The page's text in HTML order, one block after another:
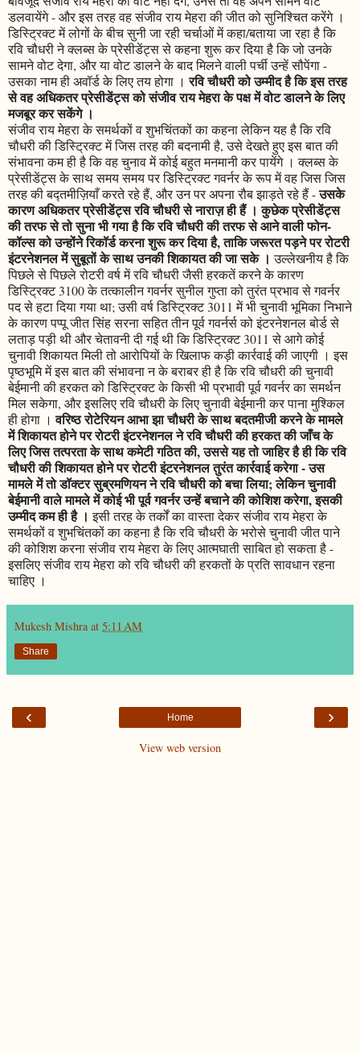
डलवायेंगे - और इस तरह वह संजीव राय मेहरा की जीत को सुनिश्चित करेंगे ।
डिस्ट्रिक्ट में लोगों के बीच सुनी जा रही चर्चाओं में कहा/बताया जा रहा है कि
रवि चौधरी ने क्लब्स के प्रेसीडेंट्स से कहना शुरू कर दिया है कि जो उनके
सामने वोट देगा, और या वोट डालने के बाद मिलने वाली पर्ची उन्हें सौपेंगा -
उसका नाम ही अवॉर्ड के लिए तय होगा ।रवि चौधरी को उम्मीद है कि इस तरह
से वह अधिकतर प्रेसीडेंट्स को संजीव राय मेहरा के पक्ष में वोट डालने के लिए
मजबूर कर सकेंगे ।
संजीव राय मेहरा के समर्थकों व शुभचिंतकों का कहना लेकिन यह है कि रवि
चौधरी की डिस्ट्रिक्ट में जिस तरह की बदनामी है, उसे देखते हुए इस बात की
संभावना कम ही है कि वह चुनाव में कोई बहुत मनमानी कर पायेंगे । क्लब्स के
प्रेसीडेंट्स के साथ समय समय पर डिस्ट्रिक्ट गवर्नर के रूप में वह जिस जिस
तरह की बद्तमीज़ियाँ करते रहे हैं, और उन पर अपना रौब झाड़ते रहे हैं -उसके
कारण अधिकतर प्रेसीडेंट्स रवि चौधरी से नाराज़ ही हैं । कुछेक प्रेसीडेंट्स
की तरफ से तो सुना भी गया है कि रवि चौधरी की तरफ से आने वाली फोन-
कॉल्स को उन्होंने रिकॉर्ड करना शुरू कर दिया है, ताकि जरूरत पड़ने पर रोटरी
इंटरनेशनल में सुबूतों के साथ उनकी शिकायत की जा सके । उल्लेखनीय है कि
पिछले से पिछले रोटरी वर्ष में रवि चौधरी जैसी हरकतें करने के कारण
डिस्ट्रिक्ट 3100 के तत्कालीन गवर्नर सुनील गुप्ता को तुरंत प्रभाव से गवर्नर
पद से हटा दिया गया था; उसी वर्ष डिस्ट्रिक्ट 3011 में भी चुनावी भूमिका निभाने
के कारण पप्पू जीत सिंह सरना सहित तीन पूर्व गवर्नर्स को इंटरनेशनल बोर्ड से
लताड़ पड़ी थी और चेतावनी दी गई थी कि डिस्ट्रिक्ट 3011 से आगे कोई
चुनावी शिकायत मिली तो आरोपियों के खिलाफ कड़ी कार्रवाई की जाएगी । इस
पृष्ठभूमि में इस बात की संभावना न के बराबर ही है कि रवि चौधरी की चुनावी
बेईमानी की हरकत को डिस्ट्रिक्ट के किसी भी प्रभावी पूर्व गवर्नर का समर्थन
मिल सकेगा, और इसलिए रवि चौधरी के लिए चुनावी बेईमानी कर पाना मुश्किल
ही होगा ।वरिष्ठ रोटेरियन आभा झा चौधरी के साथ बदतमीजी करने के मामले
में शिकायत होने पर रोटरी इंटरनेशनल ने रवि चौधरी की हरकत की जाँच के
लिए जिस तत्परता के साथ कमेटी गठित की, उससे यह तो जाहिर है ही कि रवि
चौधरी की शिकायत होने पर रोटरी इंटरनेशनल तुरंत कार्रवाई करेगा - उस
मामले में तो डॉक्टर सुब्रमणियन ने रवि चौधरी को बचा लिया; लेकिन चुनावी
बेईमानी वाले मामले में कोई भी पूर्व गवर्नर उन्हें बचाने की कोशिश करेगा, इसकी
उम्मीद कम ही है । इसी तरह के तर्कों का वास्ता देकर संजीव राय मेहरा के
समर्थकों व शुभचिंतकों का कहना है कि रवि चौधरी के भरोसे चुनावी जीत पाने
की कोशिश करना संजीव राय मेहरा के लिए आत्मघाती साबित हो सकता है -
इसलिए संजीव राय मेहरा को रवि चौधरी की हरकतों के प्रति सावधान रहना
चाहिए ।
Mukesh Mishra at 5:11 AM
Share
‹ ›
Home
View web version